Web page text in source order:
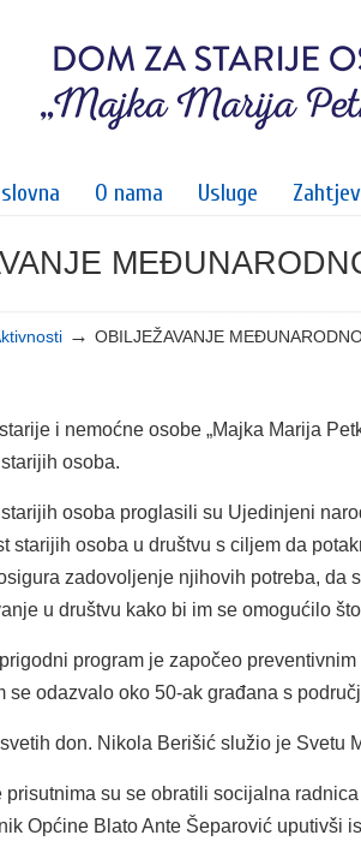
O nama Usluge
→ OBILJEŽAVANJE
i nemoćne osobe „Majka Marija
osoba.
osoba proglasili su Ujedinjeni
starijih osoba u društvu s ciljem da
zadovoljenje njihovih potreba, da
u društvu kako bi im se omogućilo
program je započeo
se odazvalo oko 50-ak građana s
don. Nikola Berišić služio je Svetu
prisutnima su se obratili socijalna
Općine Blato Ante Šeparović uputivši